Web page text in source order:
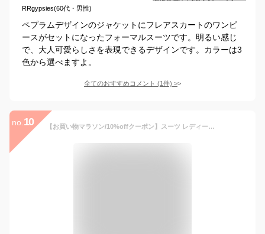
RRgypsies(60代・男性)
ペプラムデザインのジャケットにフレアスカートのワンピ
ースがセットになったフォーマルスーツです。明るい感じ
で、大人可愛らしさを表現できるデザインです。カラーは3
色から選べますよ。
全てのおすすめコメント (1件) >
no. 10 【お買い物マラソン/10%offクーポン】スーツ レディース ワンピース セレモニースーツ 3点セット ( ジャケット 2点 ワンピース ) ママスーツ フォーマル フォーマルスーツ 卒業式 卒園式 入学式 入園式 ママ 母 コーデ 30代 40代 ツイード 袖あり ブラック ネイビー 黒 紺